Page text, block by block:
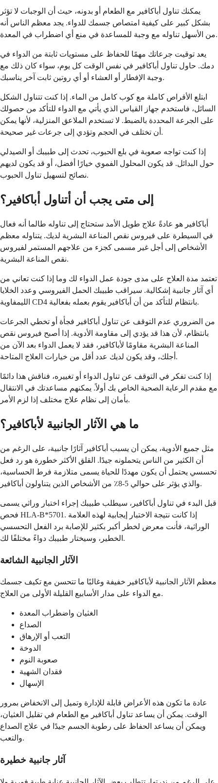
يمكنك تناول أباكافير مع الطعام أو بدونه، حيث أن الوجبات لا تؤثر
بشكل كبير على كيفية امتصاص جسمك للدواء. يجد معظم الناس أنه
من الأسهل تناوله مع وجبة للمساعدة في منع أي اضطراب في المعدة.
يعد توقيت جرعاتك مهمًا للحفاظ على مستويات ثابتة من الدواء في
دمك. حاول تناول أباكافير في نفس الوقت كل يوم، سواء كان ذلك مع
وجبة الإفطار أو العشاء أو أي روتين ثابت آخر يناسبك.
ابتلع الأقراص كاملة مع كوب كامل من الماء. إذا كنت تتناول الشكل
السائل، فاستخدم جهاز القياس الذي يأتي مع الدواء للتأكد من حصولك
على الجرعة المحددة بالضبط. لا تستخدم الملاعق المنزلية، لأنها يمكن
أن تختلف في الحجم وتؤدي إلى جرعات غير صحيحة.
إذا كنت تواجه صعوبة في بلع الحبوب، تحدث إلى طبيبك أو الصيدلي
حول البدائل. قد يكون المحلول الفموي خيارًا أفضل، أو قد يكون لديهم
نصائح لتسهيل تناول الحبوب.
إلى متى يجب أن أتناول أباكافير؟
أباكافير هو عادةً علاج طويل الأمد ستحتاج إلى تناوله طالما أنه فعال
في السيطرة على فيروس نقص المناعة البشرية لديك. يتناوله معظم
الأشخاص إلى أجل غير مسمى كجزء من علاجهم المستمر لفيروس
نقص المناعة البشرية.
تعتمد مدة العلاج على مدى جودة عمل الدواء لك وما إذا كنت تعاني من
أي آثار جانبية إشكالية. سيراقب طبيبك الحمل الفيروسي وعدد الخلايا
الليمفاوية CD4 بانتظام للتأكد من أن أباكافير يقوم بعمله بفعالية.
من الضروري عدم التوقف عن تناول أباكافير فجأة أو تخطي الجرعات
بانتظام، لأن هذا قد يؤدي إلى مقاومة الأدوية. إذا أصبح فيروس نقص
المناعة البشرية مقاومًا لأباكافير، فقد لا يعمل الدواء بعد الآن من
أجلك، وقد يكون لديك عدد أقل من خيارات العلاج المتاحة.
إذا كنت تفكر في التوقف عن تناول الدواء أو تغييره، فناقش هذا دائمًا
مع مقدم الرعاية الصحية الخاص بك أولاً. يمكنهم مساعدتك في الانتقال
بأمان إلى نظام علاج مختلف إذا لزم الأمر.
ما هي الآثار الجانبية لأباكافير؟
مثل جميع الأدوية، يمكن أن يسبب أباكافير آثارًا جانبية، على الرغم من
أن الكثير من الناس يتحملونه جيدًا. القلق الأكثر خطورة هو رد فعل
تحسسي يحتمل أن يكون مهددًا للحياة يسمى متلازمة فرط الحساسية،
والذي يؤثر على حوالي 5-8٪ من الأشخاص الذين يتناولون أباكافير.
قبل البدء في تناول أباكافير، سيطلب طبيبك إجراء اختبار وراثي يسمى
فحص HLA-B*5701. إذا كانت نتيجة الاختبار إيجابية لهذه العلامة
الوراثية، فأنت معرض لخطر أكبر بكثير للإصابة برد الفعل التحسسي
الخطير، وسيختار طبيبك دواءً مختلفًا لك.
الآثار الجانبية الشائعة
معظم الآثار الجانبية لأباكافير خفيفة وغالبًا ما تتحسن مع تكيف جسمك
مع الدواء على مدار الأسابيع القليلة الأولى من العلاج.
الغثيان واضطراب المعدة
الصداع
التعب أو الإرهاق
الدوخة
صعوبة النوم
فقدان الشهية
الإسهال
عادة ما تكون هذه الأعراض قابلة للإدارة وتميل إلى الانخفاض بمرور
الوقت. يمكن أن يساعد تناول أباكافير مع الطعام في تقليل الغثيان،
ويمكن أن يساعد الحفاظ على رطوبة الجسم جيدًا في علاج الصداع
والتعب.
آثار جانبية خطيرة